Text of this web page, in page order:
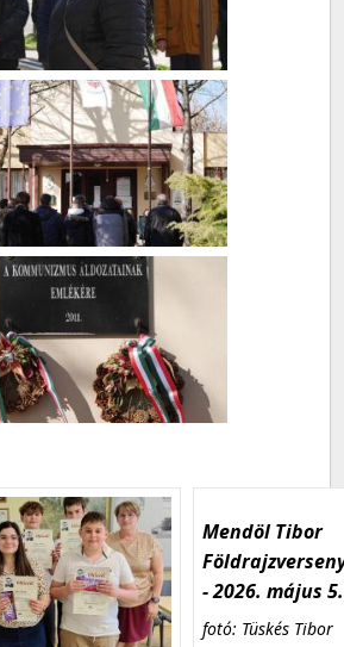
Mendöl Tibor
- 2026. május 5.
fotó: Tüskés Tibor